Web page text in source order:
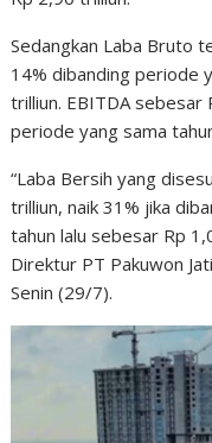
Sedangkan Laba Bruto
14% dibanding periode
trilliun. EBITDA sebesar
periode yang sama
“Laba Bersih yang
trilliun, naik 31% jika
tahun lalu sebesar Rp
Direktur PT Pakuwon
Senin (29/7).